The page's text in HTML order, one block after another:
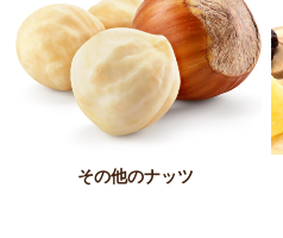
その他のナッツ